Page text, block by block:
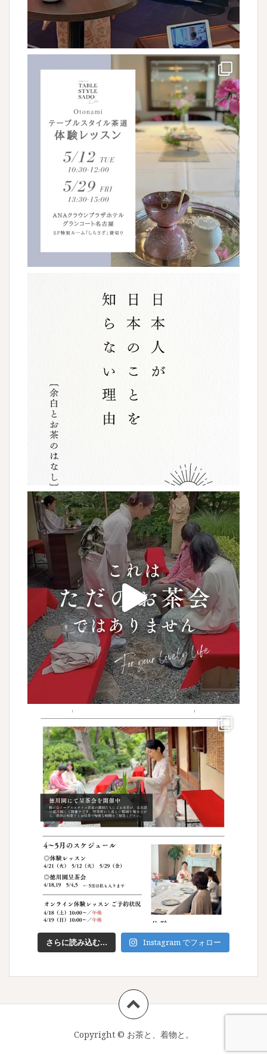
さらに読み込む... Instagram でフォロー
Copyright © お茶と、着物と。